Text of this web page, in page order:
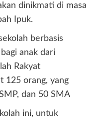
dinikmati di masa
Ipuk.
berbasis
anak dari
Rakyat
125 orang, yang
dan 50 SMA
ini, untuk